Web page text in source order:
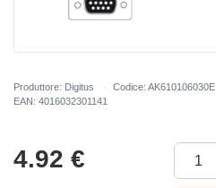
Produttore: Digitus Codice: AK610106030E
EAN: 4016032301141
4.92 €